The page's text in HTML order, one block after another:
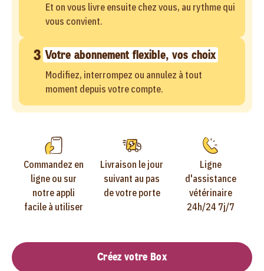
Et on vous livre ensuite chez vous, au rythme qui
vous convient.
3 Votre abonnement flexible, vos choix
Modifiez, interrompez ou annulez à tout
moment depuis votre compte.
Commandez en
ligne ou sur
notre appli
facile à utiliser
Livraison le jour
suivant au pas
de votre porte
Ligne
d'assistance
vétérinaire
24h/24 7j/7
Créez votre Box